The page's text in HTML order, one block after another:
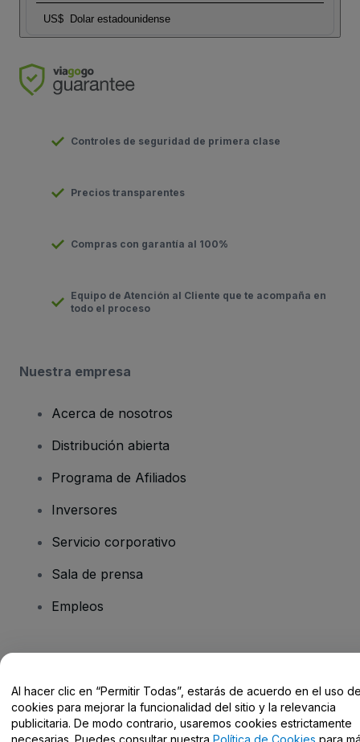
US$ Dolar estadounidense
Controles de seguridad de primera clase
Precios transparentes
Compras con garantía al 100%
Equipo de Atención al Cliente que te acompaña en
todo el proceso
Nuestra empresa
Acerca de nosotros
Distribución abierta
Programa de Afiliados
Inversores
Servicio corporativo
Sala de prensa
Empleos
Centro de Ayuda / Contacto
Al hacer clic en “Permitir Todas”, estarás de acuerdo en el uso
cookies para mejorar la funcionalidad del sitio y la relevancia
publicitaria. De modo contrario, usaremos cookies estrictamente
necesarias. Puedes consultar nuestra Política de Cookies para